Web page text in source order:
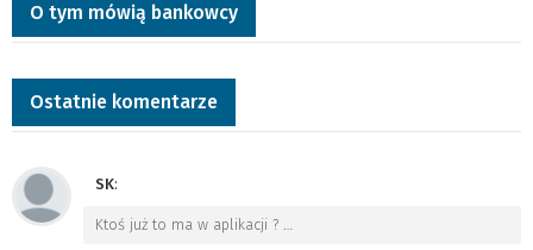
O tym mówią bankowcy
Ostatnie komentarze
SK:
Ktoś już to ma w aplikacji ? …